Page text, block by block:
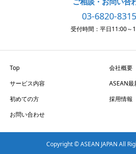
03-6820-8315
受付時間：平日11:00～
Top
会社概要
サービス内容
ASEAN最
初めての方
採用情報
お問い合わせ
Copyright © ASEAN JAPAN All